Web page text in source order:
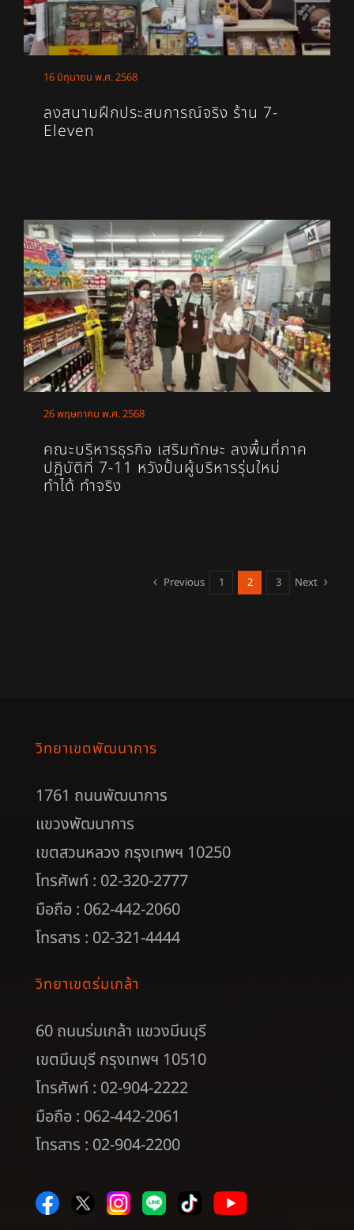
16 มิถุนายน พ.ศ. 2568
ลงสนามฝึกประสบการณ์จริง ร้าน 7-
Eleven
26 พฤษภาคม พ.ศ. 2568
คณะบริหารธุรกิจ เสริมทักษะ ลงพื้นที่ภาค
ปฎิบัติที่ 7-11 หวังปั้นผู้บริหารรุ่นใหม่
ทำได้ ทำจริง
Previous 1 2 3 Next
วิทยาเขตพัฒนาการ
1761 ถนนพัฒนาการ
แขวงพัฒนาการ
เขตสวนหลวง กรุงเทพฯ 10250
โทรศัพท์ : 02-320-2777
มือถือ : 062-442-2060
โทรสาร : 02-321-4444
วิทยาเขตร่มเกล้า
60 ถนนร่มเกล้า แขวงมีนบุรี
เขตมีนบุรี กรุงเทพฯ 10510
โทรศัพท์ : 02-904-2222
มือถือ : 062-442-2061
โทรสาร : 02-904-2200